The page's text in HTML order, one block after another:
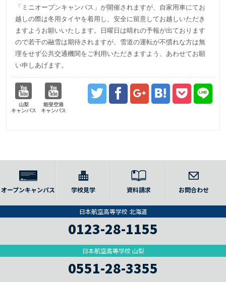
「ミニオープンキャンパス」が開催されますが、自家用車にてお
越しの際は冬用タイヤを着用し、安全に留意してお越しいただき
ますようお願いいたします。日曜日は晴れの予報が出ております
ので若干の融雪は期待されますが、雪道の運転が不慣れな方は無
理をせず公共交通機関をご利用いただきますよう、あわせてお願
い申しあげます。
山梨
キャンパス
能登空港
キャンパス
オープンキャンパス 学校見学 資料請求 お問合わせ
日本航空高等学校 北海道
0123-28-1155
日本航空高等学校 山梨
0551-28-3355